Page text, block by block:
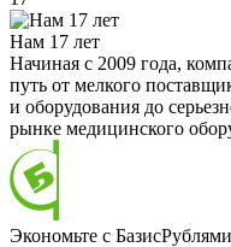
Нам 17 лет
Начиная с 2009 года,
путь от мелкого
и оборудования до
рынке медицинского
Экономьте с БазисРублями